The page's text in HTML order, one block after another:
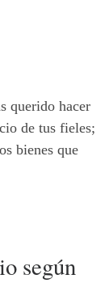
querido hacer
de tus fieles;
bienes que
según